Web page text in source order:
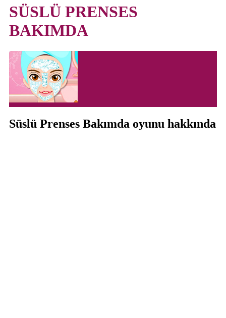
SÜSLÜ PRENSES
BAKIMDA
Süslü Prenses Bakımda oyunu hakkında